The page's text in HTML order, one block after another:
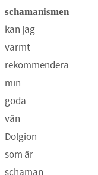
schamanismen
kan jag
varmt
rekommendera
min
goda
vän
Dolgion
som är